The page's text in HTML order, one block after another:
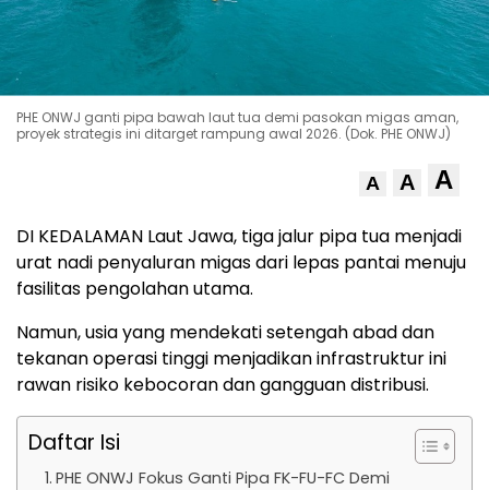
PHE ONWJ ganti pipa bawah laut tua demi pasokan migas aman,
proyek strategis ini ditarget rampung awal 2026. (Dok. PHE ONWJ)
A A A
DI KEDALAMAN Laut Jawa, tiga jalur pipa tua menjadi
urat nadi penyaluran migas dari lepas pantai menuju
fasilitas pengolahan utama.
Namun, usia yang mendekati setengah abad dan
tekanan operasi tinggi menjadikan infrastruktur ini
rawan risiko kebocoran dan gangguan distribusi.
Daftar Isi
PHE ONWJ Fokus Ganti Pipa FK-FU-FC Demi